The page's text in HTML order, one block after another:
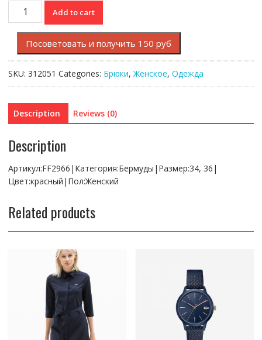
Бермуды
Lacoste
quantity
Add to cart
Посоветовать и получить 150 руб
SKU: 312051 Categories: Брюки,Женское, Одежда
Description Reviews (0)
Description
Артикул:FF2966|Категория:Бермуды|Размер:34, 36|
Цвет:красный|Пол:Женский
Related products